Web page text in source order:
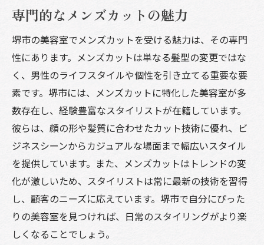
美容室選びのチェックポイント
初めての美容室選びのコツ
堺市の隠れ家サロン探訪
堺市のメンズ美容室で理想のスタイルを手に入
れる
顔型に合ったヘアスタイル提案
トレンドを取り入れたスタイリング
パーマやカラーのオプション
スタイリストと相談して決めるコツ
ビジネスシーンに最適なヘアスタイル
プライベートシーンで映えるスタイル
専門的なメンズカットの魅力
堺市の美容室でメンズカットを受ける魅力は、その専門
性にあります。メンズカットは単なる髪型の変更ではな
く、男性のライフスタイルや個性を引き立てる重要な要
素です。堺市には、メンズカットに特化した美容室が多
数存在し、経験豊富なスタイリストが在籍しています。
彼らは、顔の形や髪質に合わせたカット技術に優れ、ビ
ジネスシーンからカジュアルな場面まで幅広いスタイル
を提供しています。また、メンズカットはトレンドの変
化が激しいため、スタイリストは常に最新の技術を習得
し、顧客のニーズに応えています。堺市で自分にぴった
りの美容室を見つければ、日常のスタイリングがより楽
しくなることでしょう。